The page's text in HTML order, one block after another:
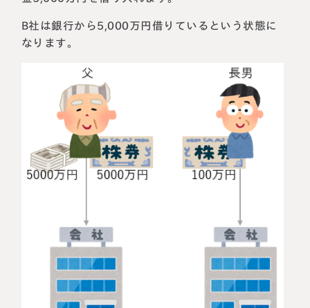
B社は銀行から5,000万円借りているという状態に
なります。